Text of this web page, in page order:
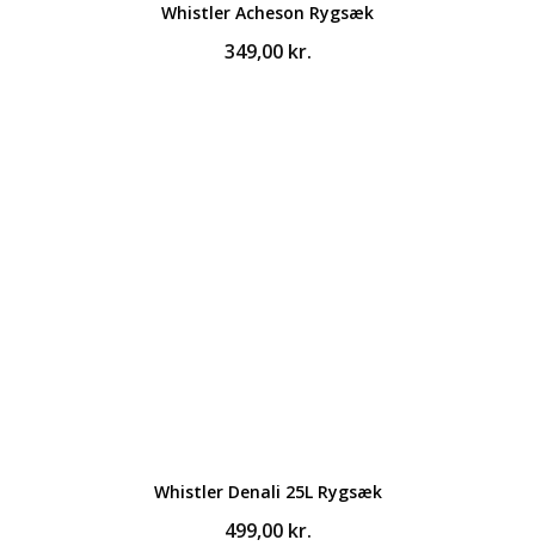
Whistler Acheson Rygsæk
349,00 kr.
Whistler Denali 25L Rygsæk
499,00 kr.